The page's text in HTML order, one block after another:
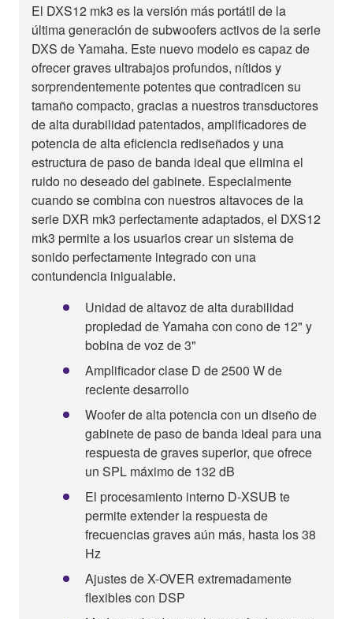
El DXS12 mk3 es la versión más portátil de la
última generación de subwoofers activos de la serie
DXS de Yamaha. Este nuevo modelo es capaz de
ofrecer graves ultrabajos profundos, nítidos y
sorprendentemente potentes que contradicen su
tamaño compacto, gracias a nuestros transductores
de alta durabilidad patentados, amplificadores de
potencia de alta eficiencia rediseñados y una
estructura de paso de banda ideal que elimina el
ruido no deseado del gabinete. Especialmente
cuando se combina con nuestros altavoces de la
serie DXR mk3 perfectamente adaptados, el DXS12
mk3 permite a los usuarios crear un sistema de
sonido perfectamente integrado con una
contundencia inigualable.
Unidad de altavoz de alta durabilidad
propiedad de Yamaha con cono de 12" y
bobina de voz de 3"
Amplificador clase D de 2500 W de
reciente desarrollo
Woofer de alta potencia con un diseño de
gabinete de paso de banda ideal para una
respuesta de graves superior, que ofrece
un SPL máximo de 132 dB
El procesamiento interno D-XSUB te
permite extender la respuesta de
frecuencias graves aún más, hasta los 38
Hz
Ajustes de X-OVER extremadamente
flexibles con DSP